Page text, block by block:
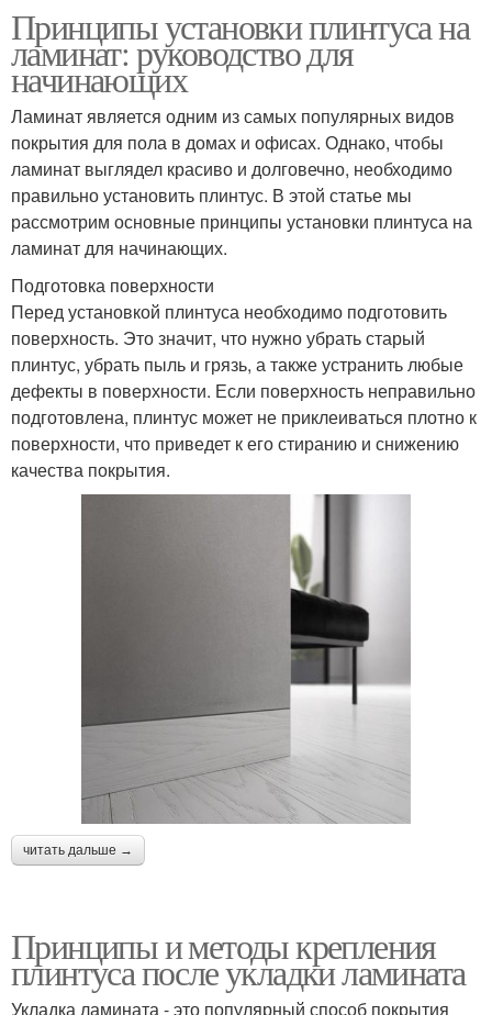
Принципы установки плинтуса на
ламинат: руководство для
начинающих
Ламинат является одним из самых популярных видов
покрытия для пола в домах и офисах. Однако, чтобы
ламинат выглядел красиво и долговечно, необходимо
правильно установить плинтус. В этой статье мы
рассмотрим основные принципы установки плинтуса на
ламинат для начинающих.
Подготовка поверхности
Перед установкой плинтуса необходимо подготовить
поверхность. Это значит, что нужно убрать старый
плинтус, убрать пыль и грязь, а также устранить любые
дефекты в поверхности. Если поверхность неправильно
подготовлена, плинтус может не приклеиваться плотно к
поверхности, что приведет к его стиранию и снижению
качества покрытия.
читать дальше →
Принципы и методы крепления
плинтуса после укладки ламината
Укладка ламината - это популярный способ покрытия